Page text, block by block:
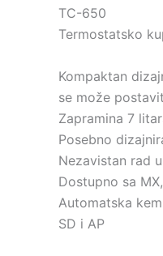
TC-650
Termostatsko
Kompaktan
se može
Zapramina 7
Posebno
Nezavistan rad
Dostupno sa
Automatska
SD i AP